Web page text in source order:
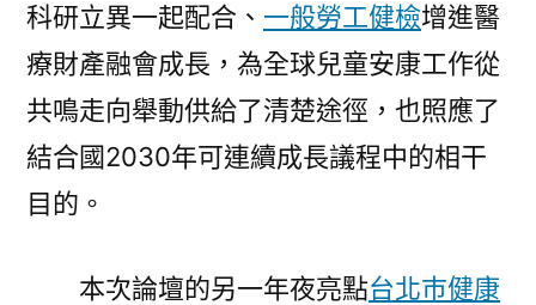
科研立異一起配合、 一般勞工健檢增進醫
療財產融會成長，為全球兒童安康工作從
共鳴走向舉動供給了清楚途徑，也照應了
結合國2030年可連續成長議程中的相干
目的。
本次論壇的另一年夜亮點台北巿健康